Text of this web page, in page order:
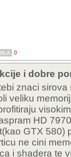
0
i dobre
znaci
veliku
HD
GTX 580)
ne cini
i shadera te